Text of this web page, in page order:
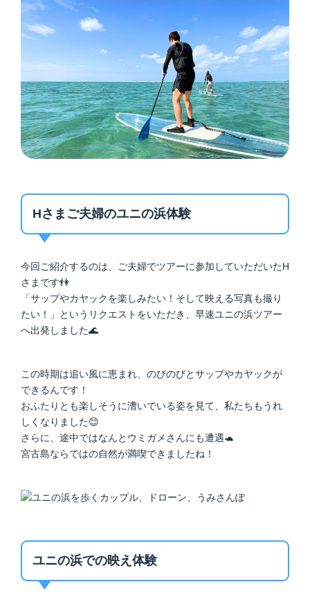
Hさまご夫婦のユニの浜体験
今回ご紹介するのは、ご夫婦でツアーに参加していただいたH
さまです👫
「サップやカヤックを楽しみたい！そして映える写真も撮り
たい！」というリクエストをいただき、早速ユニの浜ツアー
へ出発しました🌊
この時期は追い風に恵まれ、のびのびとサップやカヤックが
できるんです！
おふたりとも楽しそうに漕いでいる姿を見て、私たちもうれ
しくなりました😊
さらに、途中ではなんとウミガメさんにも遭遇🐢
宮古島ならではの自然が満喫できましたね！
ユニの浜での映え体験